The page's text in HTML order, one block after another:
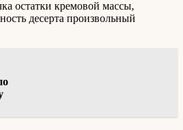
остатки кремовой массы,
десерта произвольный